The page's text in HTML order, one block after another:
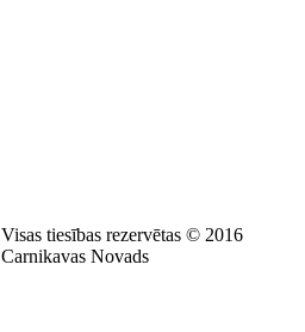
Visas tiesības rezervētas © 2016
Carnikavas Novads